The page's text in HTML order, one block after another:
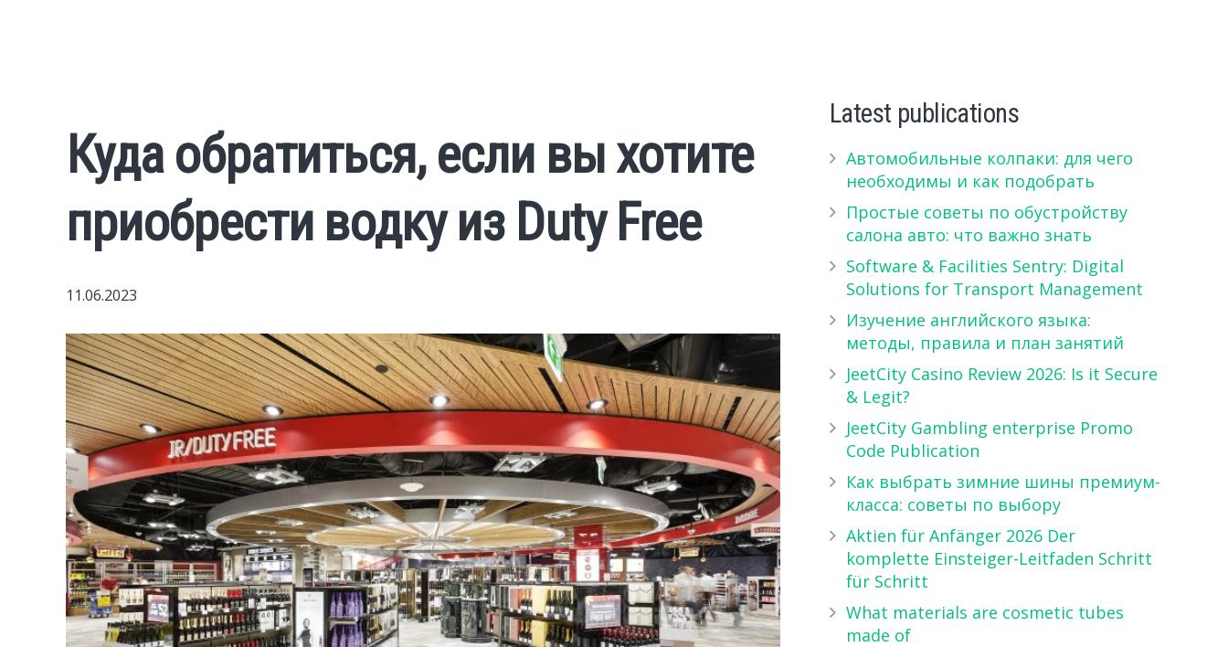
Куда обратиться, если вы хотите
приобрести водку из Duty Free
11.06.2023
Latest publications
Автомобильные колпаки: для чего
необходимы и как подобрать
Простые советы по обустройству
салона авто: что важно знать
Software & Facilities Sentry: Digital
Solutions for Transport Management
Изучение английского языка:
методы, правила и план занятий
JeetCity Casino Review 2026: Is it Secure
& Legit?
JeetCity Gambling enterprise Promo
Code Publication
Как выбрать зимние шины премиум-
класса: советы по выбору
Aktien für Anfänger 2026 Der
komplette Einsteiger-Leitfaden Schritt
für Schritt
What materials are cosmetic tubes
made of